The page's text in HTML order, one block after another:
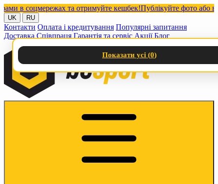
соцмережах та отримуйте кешбек!Публікуйте фото або відео
UK RU
Контакти Оплата і кредитування Популярні запитання
Доставка Співпраця Гарантія та сервіс Акції Блог
Показати усі (0)